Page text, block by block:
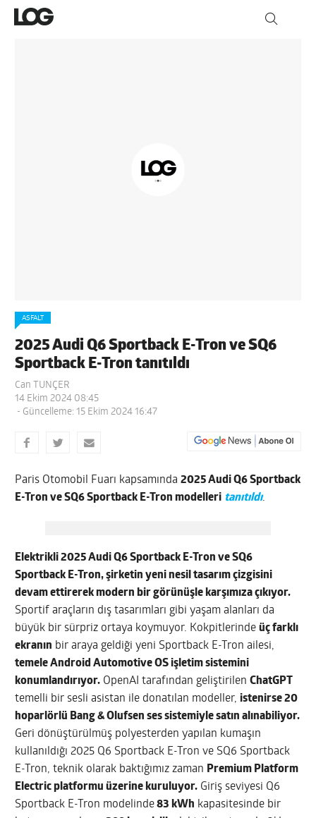
ASFALT
2025 Audi Q6 Sportback E-Tron ve SQ6
Sportback E-Tron tanıtıldı
Can TUNÇER
14 Ekim 2024 08:45
- Güncelleme: 15 Ekim 2024 16:47
Paris Otomobil Fuarı kapsamında2025 Audi Q6 Sportback
E-Tron ve SQ6 Sportback E-Tron modelleri tanıtıldı.
Elektrikli 2025 Audi Q6 Sportback E-Tron ve SQ6
Sportback E-Tron, şirketin yeni nesil tasarım çizgisini
devam ettirerek modern bir görünüşle karşımıza çıkıyor.
Sportif araçların dış tasarımları gibi yaşam alanları da
büyük bir sürpriz ortaya koymuyor. Kokpitlerindeüç farklı
ekranın bir araya geldiği yeni Sportback E-Tron ailesi,
temele Android Automotive OS işletim sistemini
konumlandırıyor. OpenAI tarafından geliştirilenChatGPT
temelli bir sesli asistan ile donatılan modeller,istenirse 20
hoparlörlü Bang & Olufsen ses sistemiyle satın alınabiliyor.
Geri dönüştürülmüş polyesterden yapılan kumaşın
kullanıldığı 2025 Q6 Sportback E-Tron ve SQ6 Sportback
E-Tron, teknik olarak baktığımız zaman Premium Platform
Electric platformu üzerine kuruluyor. Giriş seviyesi Q6
Sportback E-Tron modelinde83 kWh kapasitesinde bir